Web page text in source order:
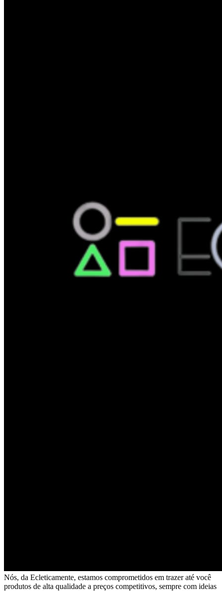
Nós, da Ecleticamente, estamos comprometidos em trazer até você
produtos de alta qualidade a preços competitivos, sempre com ideias